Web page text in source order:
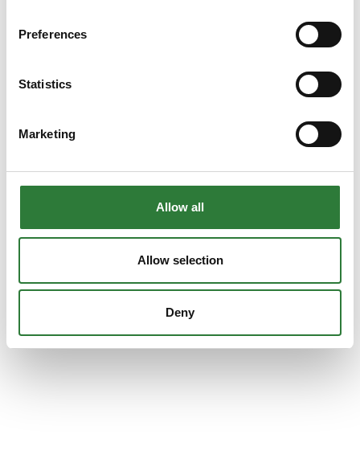
Preferences
Statistics
Marketing
Allow all
Allow selection
Deny